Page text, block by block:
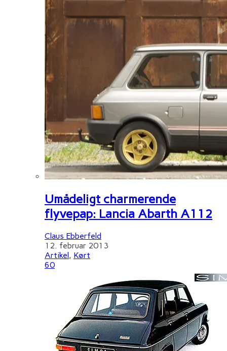
Umådeligt charmerende
flyvepap: Lancia Abarth A112
Claus Ebberfeld
12. februar 2013
Artikel, Kørt
60